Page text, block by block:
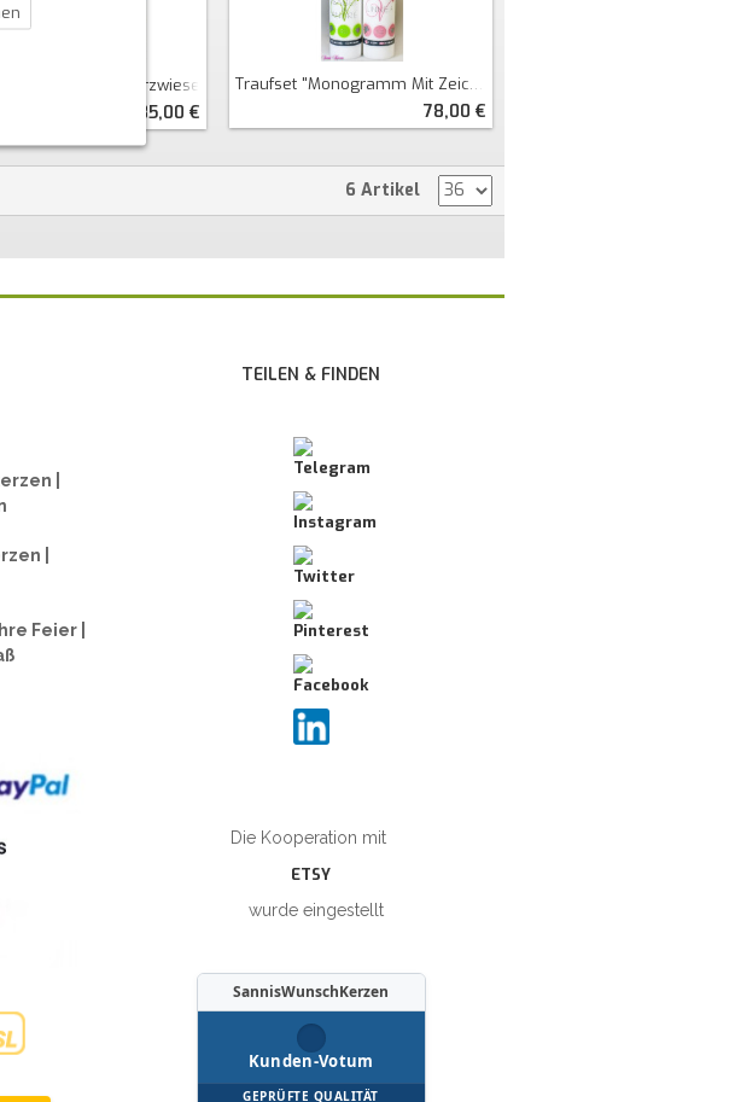
Herzbaum + Herzwiese
85,00 €
Traufset "Monogramm Mit Zeichen"
78,00 €
6 Artikel
|
|
Feier |
TEILEN & FINDEN
Die Kooperation mit
ETSY
wurde eingestellt
SannisWunschKerzen
Kunden-Votum
GEPRÜFTE QUALITÄT